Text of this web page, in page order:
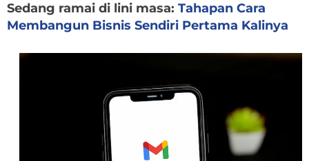
Sedang ramai di lini masa: Tahapan Cara
Membangun Bisnis Sendiri Pertama Kalinya